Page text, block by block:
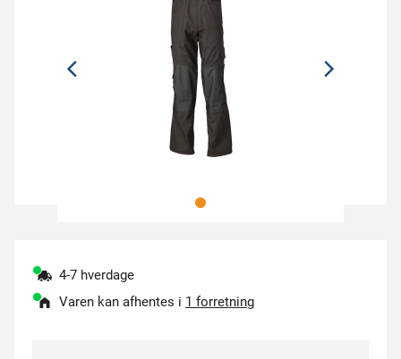
4-7 hverdage
Varen kan afhentes i 1 forretning